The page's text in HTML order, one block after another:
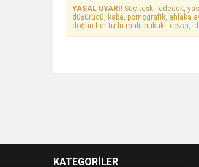
YASAL UYARI! Suç teşkil edecek,
düşürücü, kaba, pornografik, ahlaka
doğan her türlü mali, hukuki, cezai,
KATEGORİLER